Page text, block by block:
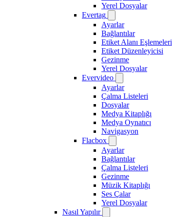
Yerel Dosyalar
Evertag
Ayarlar
Bağlantılar
Etiket Alanı Eşlemeleri
Etiket Düzenleyicisi
Gezinme
Yerel Dosyalar
Evervideo
Ayarlar
Çalma Listeleri
Dosyalar
Medya Kitaplığı
Medya Oynatıcı
Navigasyon
Flacbox
Ayarlar
Bağlantılar
Çalma Listeleri
Gezinme
Müzik Kitaplığı
Ses Çalar
Yerel Dosyalar
Nasıl Yapılır